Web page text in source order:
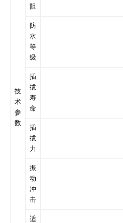
技
术
参
数
阻
防
水
等
级
插
拔
寿
命
插
拔
力
振
动
冲
击
适